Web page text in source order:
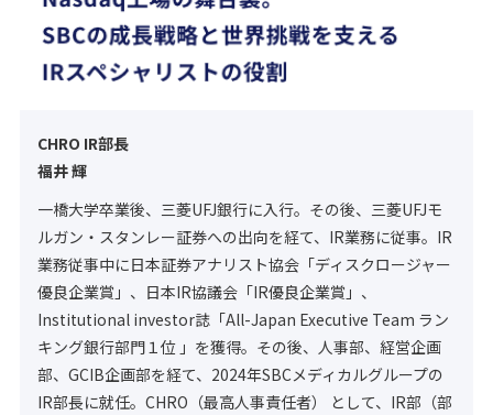
CHRO IR部長
福井 輝
一橋大学卒業後、三菱UFJ銀行に入行。その後、三菱UFJモ
ルガン・スタンレー証券への出向を経て、IR業務に従事。IR
業務従事中に日本証券アナリスト協会「ディスクロージャー
優良企業賞」、日本IR協議会「IR優良企業賞」、
Institutional investor誌「All-Japan Executive Team ラン
キング銀行部門１位 」を獲得。その後、人事部、経営企画
部、GCIB企画部を経て、2024年SBCメディカルグループの
IR部長に就任。CHRO（最高人事責任者） として、IR部（部